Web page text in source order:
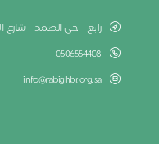
رابغ – حي الصمد – شارع
0506554408
info@rabighbr.org.sa